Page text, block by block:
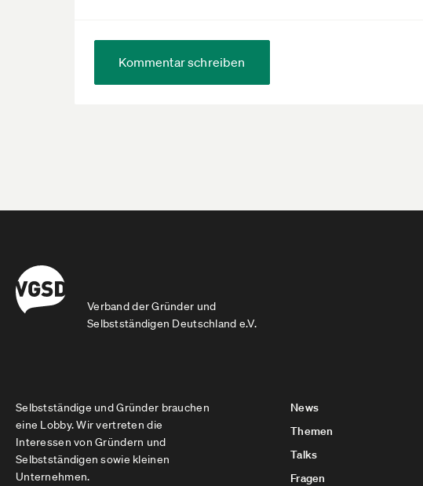
Kommentar schreiben
Verband der Gründer und
Selbstständigen Deutschland e.V.
Selbstständige und Gründer brauchen
eine Lobby. Wir vertreten die
Interessen von Gründern und
Selbstständigen sowie kleinen
Unternehmen.
News
Themen
Talks
Fragen